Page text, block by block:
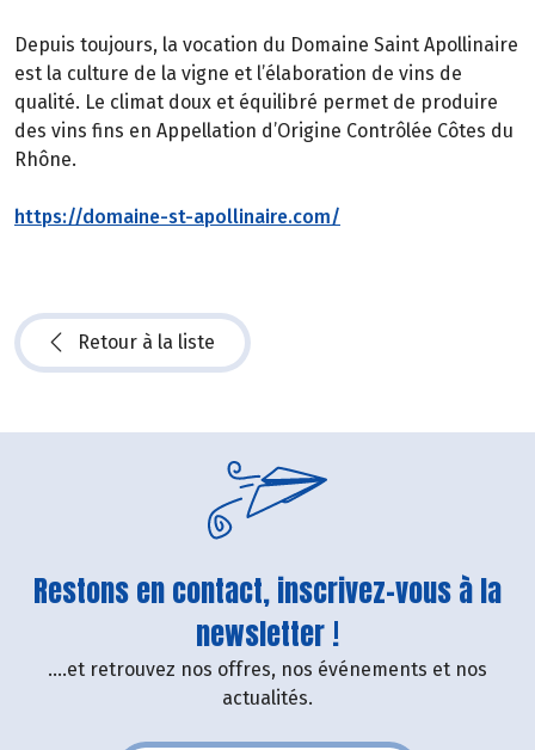
Depuis toujours, la vocation du Domaine Saint Apollinaire
est la culture de la vigne et l’élaboration de vins de
qualité. Le climat doux et équilibré permet de produire
des vins fins en Appellation d’Origine Contrôlée Côtes du
Rhône.
https://domaine-st-apollinaire.com/
Retour à la liste
Restons en contact, inscrivez-vous à la
newsletter !
....et retrouvez nos offres, nos événements et nos
actualités.